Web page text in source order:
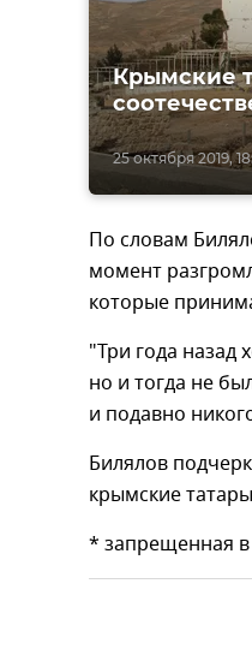
25 октября 2019,
Крымские
По словам
момент
которые
"Три года назад
но и тогда не
и подавно
Билялов
крымские
* запрещенная в